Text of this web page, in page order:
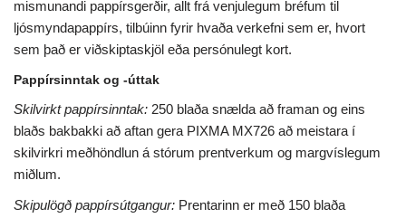
mismunandi pappírsgerðir, allt frá venjulegum bréfum til
ljósmyndapappírs, tilbúinn fyrir hvaða verkefni sem er, hvort
sem það er viðskiptaskjöl eða persónulegt kort.
Pappírsinntak og -úttak
Skilvirkt pappírsinntak: 250 blaða snælda að framan og eins
blaðs bakbakki að aftan gera PIXMA MX726 að meistara í
skilvirkri meðhöndlun á stórum prentverkum og margvíslegum
miðlum.
Skipulögð pappírsútgangur: Prentarinn er með 150 blaða